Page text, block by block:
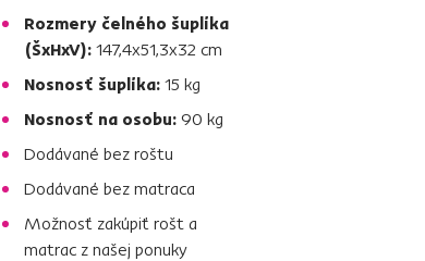
Rozmery čelného šuplíka
(ŠxHxV): 147,4x51,3x32 cm
Nosnosť šuplíka: 15 kg
Nosnosť na osobu: 90 kg
Dodávané bez roštu
Dodávané bez matraca
Možnosť zakúpiť rošt a
matrac z našej ponuky